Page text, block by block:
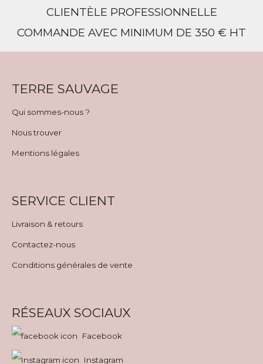
CLIENTÈLE PROFESSIONNELLE
COMMANDE AVEC MINIMUM DE 350 € HT
TERRE SAUVAGE
Qui sommes-nous ?
Nous trouver
Mentions légales
SERVICE CLIENT
Livraison & retours
Contactez-nous
Conditions générales de vente
RÉSEAUX SOCIAUX
Facebook
Instagram